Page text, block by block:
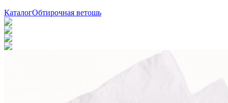
КаталогОбтирочная ветошь